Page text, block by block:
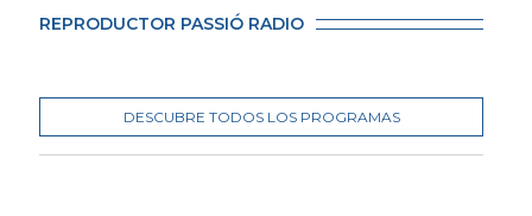
REPRODUCTOR PASSIÓ RADIO
DESCUBRE TODOS LOS PROGRAMAS